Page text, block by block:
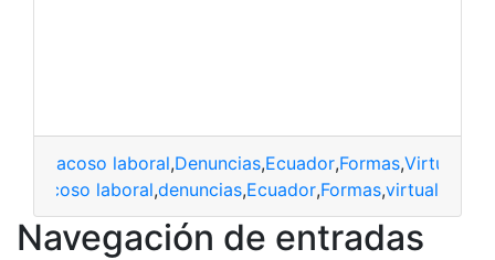
acoso laboral,Denuncias,Ecuador,Formas,Virtual
acoso laboral,denuncias,Ecuador,Formas,virtual
Navegación de entradas